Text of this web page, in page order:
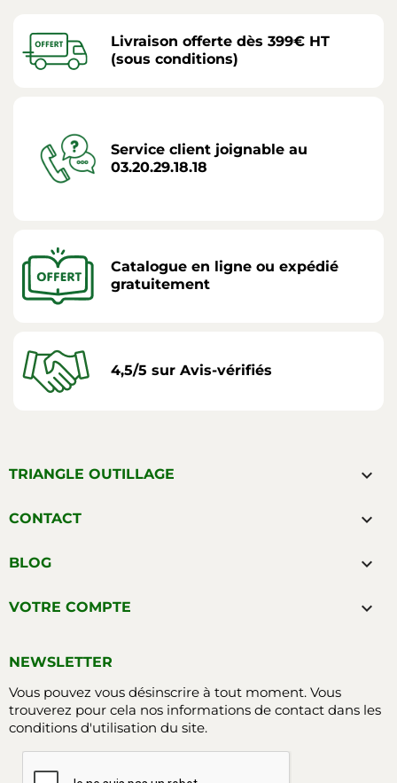
Livraison offerte dès 399€ HT
(sous conditions)
Service client joignable au
03.20.29.18.18
Catalogue en ligne ou expédié
gratuitement
4,5/5 sur Avis-vérifiés
TRIANGLE OUTILLAGE 
CONTACT 
BLOG 
VOTRE COMPTE 
NEWSLETTER
Vous pouvez vous désinscrire à tout moment. Vous
trouverez pour cela nos informations de contact dans les
conditions d'utilisation du site.